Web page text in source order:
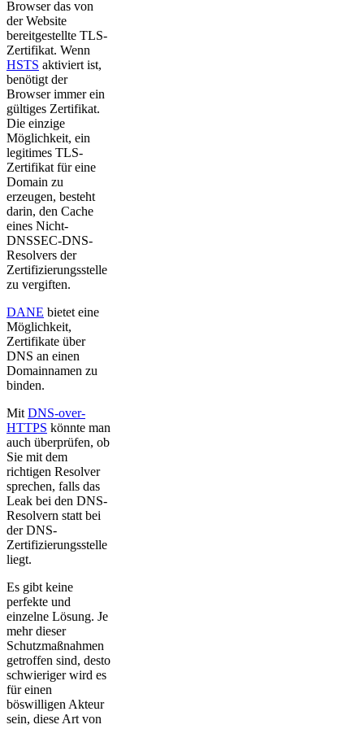
Browser das von
der Website
bereitgestellte TLS-
Zertifikat. Wenn
HSTS aktiviert ist,
benötigt der
Browser immer ein
gültiges Zertifikat.
Die einzige
Möglichkeit, ein
legitimes TLS-
Zertifikat für eine
Domain zu
erzeugen, besteht
darin, den Cache
eines Nicht-
DNSSEC-DNS-
Resolvers der
Zertifizierungsstelle
zu vergiften.
DANE bietet eine
Möglichkeit,
Zertifikate über
DNS an einen
Domainnamen zu
binden.
MitDNS-over-
HTTPS könnte man
auch überprüfen, ob
Sie mit dem
richtigen Resolver
sprechen, falls das
Leak bei den DNS-
Resolvern statt bei
der DNS-
Zertifizierungsstelle
liegt.
Es gibt keine
perfekte und
einzelne Lösung. Je
mehr dieser
Schutzmaßnahmen
getroffen sind, desto
schwieriger wird es
für einen
böswilligen Akteur
sein, diese Art von